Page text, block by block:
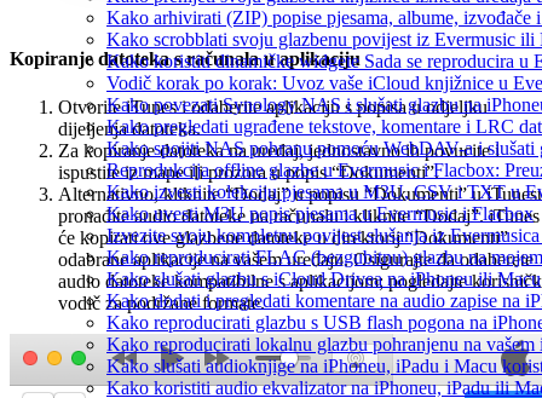
Kako arhivirati (ZIP) popise pjesama, albume,
Kako scrobblati svoju glazbenu povijest iz Evermusic ili
Kako koristiti dinamičke widgete Sada se reproducira u
Vodič korak po korak: Uvoz vaše iCloud knjižnice u
Kako povezati Synology NAS i slušati glazbu na
Kako pregledati ugrađene tekstove, komentare i LRC
Kako spojiti NAS pohranu pomoću WebDAV-a i slušati
Reprodukcija offline glazbe u Evermusic i Flacbox:
Kako izvesti kolekciju pjesama u M3U, CSV i TXT u
Kako uvesti M3U popis pjesama u Evermusic i Flacbox
Izvezite svoju kompletnu povijest slušanja iz
Kako reproducirati FLAC (bezgubitnu) glazbu na
Kako slušati glazbu s iCloud Drivea na iPhoneu ili Macu
Kako dodati i pregledati komentare na audio zapise na
Kako reproducirati glazbu s USB flash pogona na
Kako reproducirati lokalnu glazbu pohranjenu na
Kako slušati audioknjige na iPhoneu, iPadu i Macu
Kako koristiti audio ekvalizator na iPhoneu, iPadu ili
Kopiranje datoteka s računala u aplikaciju
Otvorite iTunes i odaberite aplikaciju s popisa u odjeljku
dijeljenja datoteka.
Za kopiranje datoteka na uređaj, jednostavno ih povucite i
ispustite iz mape ili prozora u popis “Dokumenti”.
Alternativno, kliknite “Dodaj” u popisu “Dokumenti” u
pronađite audio datoteke na računalu i kliknite “Dodaj”. iTunes
će kopirati ove glazbene datoteke u direktorij “Dokumenti”
odabrane aplikacije na vašem uređaju. Osigurajte da odaberete
audio datoteke kompatibilne s aplikacijom; pogledajte
vodič za podržane formate.